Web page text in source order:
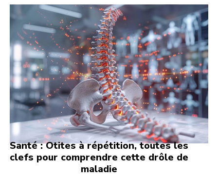
Santé : Otites à répétition, toutes les
clefs pour comprendre cette drôle de
maladie